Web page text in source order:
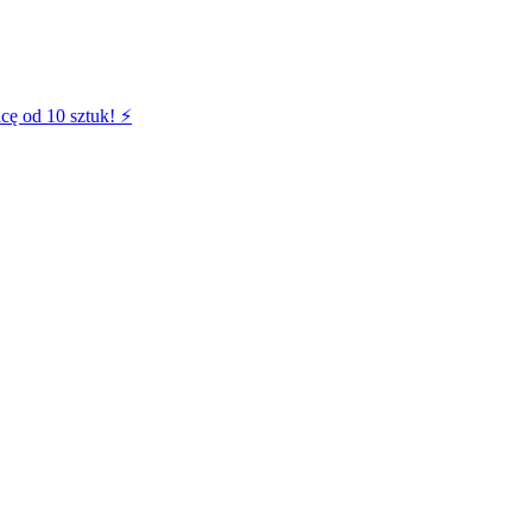
od 10 sztuk! ⚡️